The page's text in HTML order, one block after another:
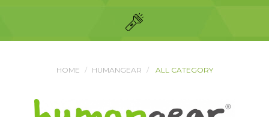
HOME HUMANGEAR ALL CATEGORY